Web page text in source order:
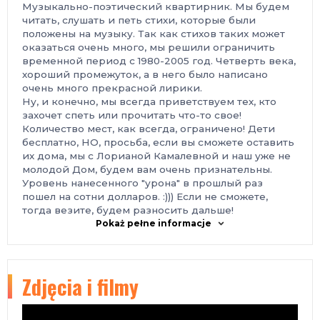
Музыкально-поэтический квартирник. Мы будем
читать, слушать и петь стихи, которые были
положены на музыку. Так как стихов таких может
оказаться очень много, мы решили ограничить
временной период с 1980-2005 год. Четверть века,
хороший промежуток, а в него было написано
очень много прекрасной лирики.
Ну, и конечно, мы всегда приветствуем тех, кто
захочет спеть или прочитать что-то свое!
Количество мест, как всегда, ограничено! Дети
бесплатно, НО, просьба, если вы сможете оставить
их дома, мы с Лорианой Камалевной и наш уже не
молодой Дом, будем вам очень признательны.
Уровень нанесенного "урона" в прошлый раз
пошел на сотни долларов. :))) Если не сможете,
тогда везите, будем разносить дальше!
Pokaż pełne informacje
Zdjęcia i filmy